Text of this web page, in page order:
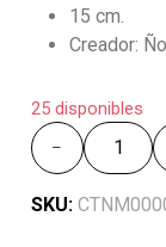
15 cm.
Creador:
25 disponibles
SKU: